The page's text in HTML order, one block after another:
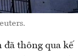
đã thông qua kế